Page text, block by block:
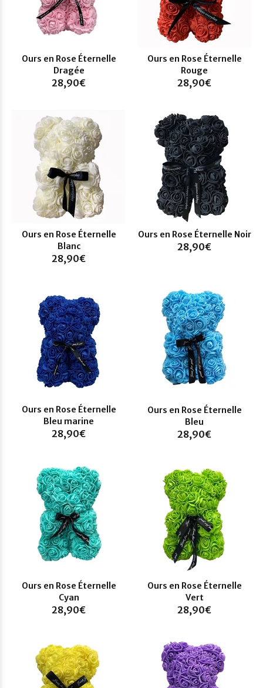
Ours en Rose Éternelle
Dragée
28,90€
Ours en Rose Éternelle
Rouge
28,90€
Ours en Rose Éternelle
Blanc
28,90€
Ours en Rose Éternelle Noir
28,90€
Ours en Rose Éternelle
Bleu marine
28,90€
Ours en Rose Éternelle
Bleu
28,90€
Ours en Rose Éternelle
Cyan
28,90€
Ours en Rose Éternelle
Vert
28,90€